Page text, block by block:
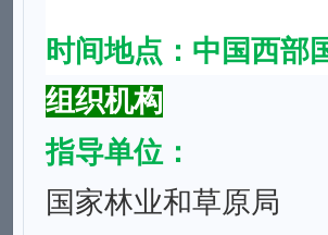
时间地点：中国西部
组织机构
指导单位：
国家林业和草原